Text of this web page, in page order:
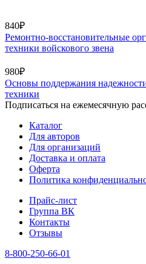
840₽
Ремонтно-восстановительные
техники войскового звена
980₽
Основы поддержания
техники
Подписаться на ежемесячную
Каталог
Для авторов
Для организаций
Доставка и оплата
Оферта
Политика
Прайс-лист
Группа ВК
Контакты
Отзывы
8-800-250-66-01